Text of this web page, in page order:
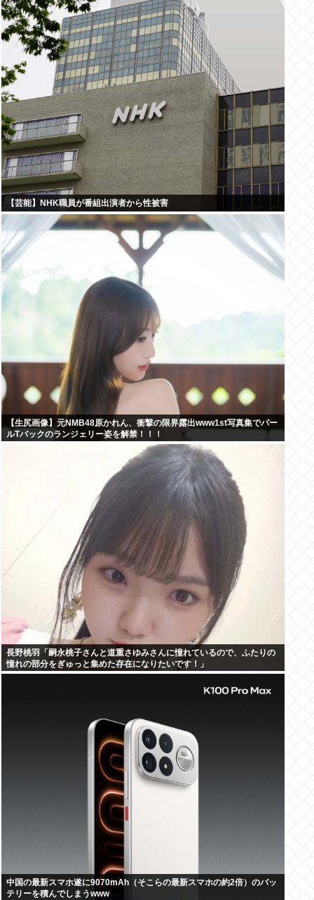
【芸能】NHK職員が番組出演者から性被害
【生尻画像】元NMB48原かれん、衝撃の限界露出www1st写真集でパー
ルTバックのランジェリー姿を解禁！！！
長野桃羽「嗣永桃子さんと道重さゆみさんに憧れているので、ふたりの
憧れの部分をぎゅっと集めた存在になりたいです！」
中国の最新スマホ遂に9070mAh（そこらの最新スマホの約2倍）のバッ
テリーを積んでしまうwww